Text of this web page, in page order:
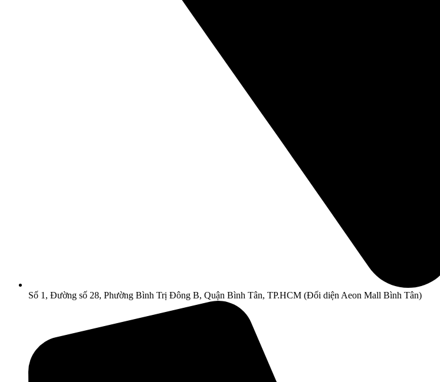
Số 1, Đường số 28, Phường Bình Trị Đông B, Quận Bình Tân, TP.HCM (Đối diện Aeon Mall Bình Tân)